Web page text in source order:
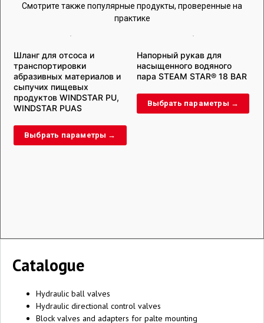
Смотрите также популярные продукты, проверенные на
практике
Шланг для отсоса и
транспортировки
абразивных материалов и
сыпучих пищевых
продуктов WINDSTAR PU,
WINDSTAR PUAS
Выбрать параметры →
Напорный рукав для
насыщенного водяного
пара STEAM STAR® 18 BAR
Выбрать параметры →
Catalogue
Hydraulic ball valves
Hydraulic directional control valves
Block valves and adapters for palte mounting